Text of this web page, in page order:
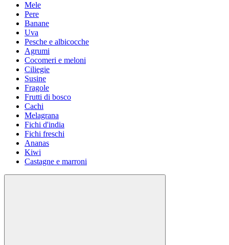
Mele
Pere
Banane
Uva
Pesche e albicocche
Agrumi
Cocomeri e meloni
Ciliegie
Susine
Fragole
Frutti di bosco
Cachi
Melagrana
Fichi d'india
Fichi freschi
Ananas
Kiwi
Castagne e marroni